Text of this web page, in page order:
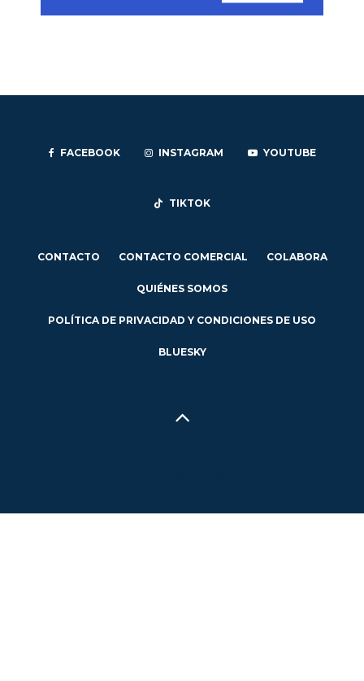
FACEBOOK INSTAGRAM YOUTUBE
TIKTOK
CONTACTO CONTACTO COMERCIAL COLABORA
QUIÉNES SOMOS
POLÍTICA DE PRIVACIDAD Y CONDICIONES DE USO
BLUESKY